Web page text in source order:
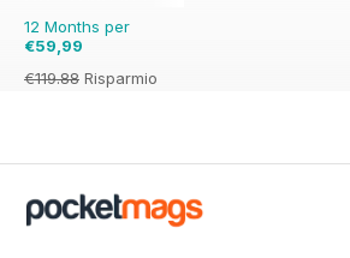
12 Months per
€59,99
€119.88 Risparmio